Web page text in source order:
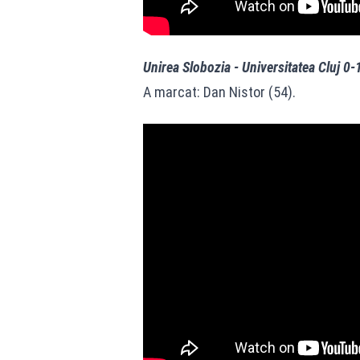
Unirea Slobozia - Universitatea Cluj
A marcat: Dan Nistor (54).